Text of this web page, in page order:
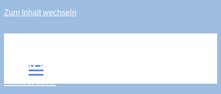
Zum Inhalt wechseln
Wann sollte mein Kind eine Therapie
machen?